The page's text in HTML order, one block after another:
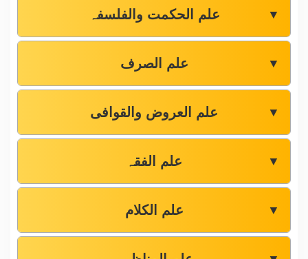
علم الحکمت والفلسفہ ▼
علم الصرف ▼
علم العروض والقوافی ▼
علم الفقہ ▼
علم الکلام ▼